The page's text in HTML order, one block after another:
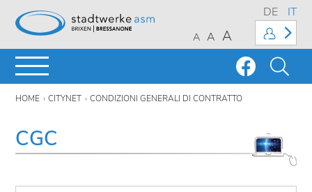
DE IT
A A A
HOME CITYNET CONDIZIONI GENERALI DI CONTRATTO
CGC